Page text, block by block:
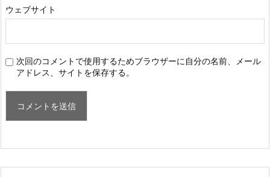
ウェブサイト
次回のコメントで使用するためブラウザーに自分の名前、メール
アドレス、サイトを保存する。